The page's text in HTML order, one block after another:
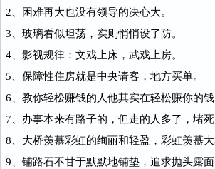
2、困难再大也没有领导的决心大。
3、玻璃看似坦荡，实则悄悄设了防。
4、影视规律：文戏上床，武戏上房。
5、保障性住房就是中央请客，地方买单。
6、教你轻松赚钱的人他其实在轻松赚你的钱
7、办事本来有路子的，但走的人多了，堵死
8、大桥羡慕彩虹的绚丽和轻盈，彩虹羡慕大
9、铺路石不甘于默默地铺垫，追求抛头露